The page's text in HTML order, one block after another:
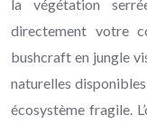
la végétation
directement votre
bushcraft en jungle
naturelles
écosystème fragile.